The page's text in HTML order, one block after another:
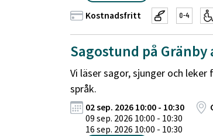
Kostnadsfritt
Sagostund på
Vi läser sagor, sjunger och
språk.
02 sep. 2026 10:00 - 10:30
09 sep. 2026 10:00 - 10:30
16 sep. 2026 10:00 - 10:30